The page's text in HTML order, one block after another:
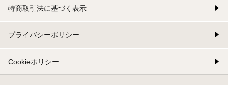
特商取引法に基づく表示
プライバシーポリシー
Cookieポリシー